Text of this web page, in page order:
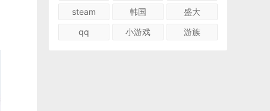
steam
韩国
盛大
qq
小游戏 游族